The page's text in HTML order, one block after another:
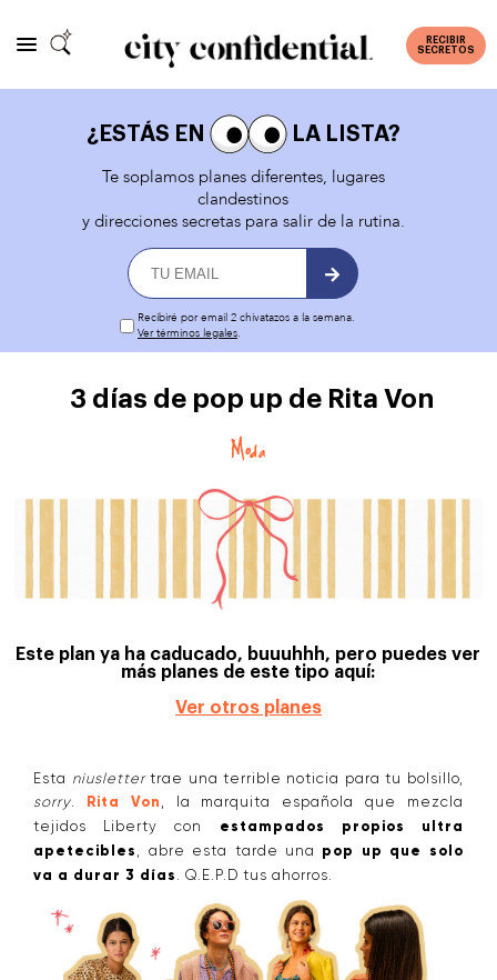
RECIBIR
SECRETOS
¿ESTÁS EN
LA LISTA?
Te soplamos planes diferentes, lugares
clandestinos
y direcciones secretas para salir de la rutina.
Recibiré por email 2 chivatazos a la semana.
Ver términos legales.
3 días de pop up de Rita Von
Moda
Este plan ya ha caducado, buuuhhh, pero puedes ver
más planes de este tipo aquí:
Ver otros planes
Esta niuslettertrae una terrible noticia para tu bolsillo,
sorry. Rita Von , la marquita española que mezcla
tejidos Liberty con estampados propios ultra
apetecibles , abre esta tarde una pop up que solo
va a durar 3 días . Q.E.P.D tus ahorros.